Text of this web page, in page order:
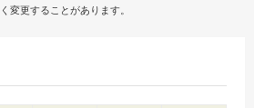
変更することがあります。